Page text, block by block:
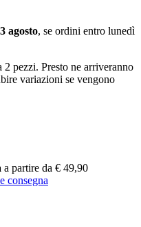
agosto, se ordini entro lunedì
pezzi. Presto ne arriveranno
variazioni se vengono
a partire da € 49,90
consegna